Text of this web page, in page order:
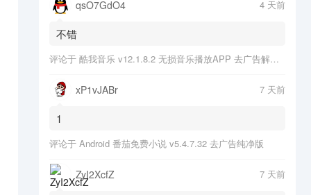
qsO7GdO4 4 天前
不错
评论于 酷我音乐 v12.1.8.2 无损音乐播放APP 去广告解锁会员版
xP1vJABr 7 天前
1
评论于 Android 番茄免费小说 v5.4.7.32 去广告纯净版
ZyI2XcfZ 7 天前